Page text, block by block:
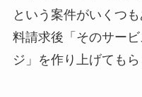
という案件がいくつ
料請求後「そのサー
ジ」を作り上げても